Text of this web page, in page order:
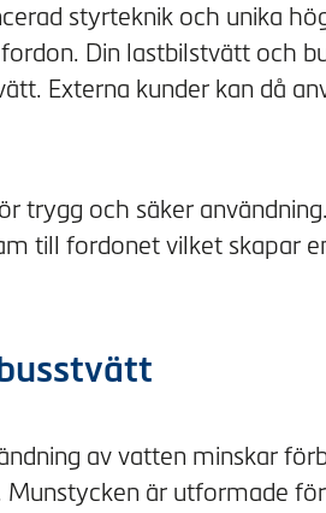
styrteknik och unika
Din lastbilstvätt och
Externa kunder kan då
trygg och säker
till fordonet vilket skapar
av vatten minskar
Munstycken är utformade